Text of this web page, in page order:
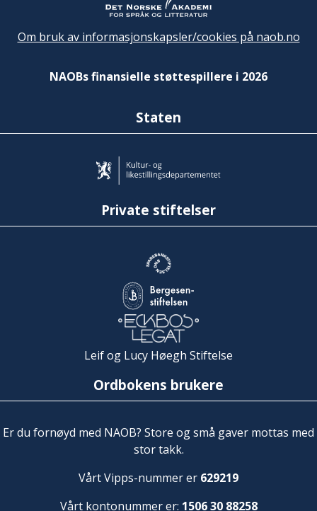
Om bruk av informasjonskapsler/cookies på naob.no
NAOBs finansielle støttespillere i 2026
Staten
Private stiftelser
Leif og Lucy Høegh Stiftelse
Ordbokens brukere
Er du fornøyd med NAOB? Store og små gaver mottas med
stor takk.
Vårt Vipps-nummer er 629219
Vårt kontonummer er: 1506 30 88258